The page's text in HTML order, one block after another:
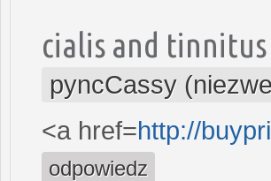
cialis and tinnitus
pyncCassy
<a href=http://
odpowiedz